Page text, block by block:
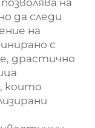
да следи
на
с
драстично
които